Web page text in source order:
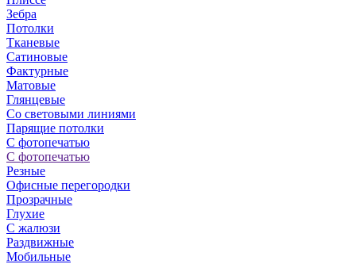
Зебра
Потолки
Тканевые
Сатиновые
Фактурные
Матовые
Глянцевые
Со световыми линиями
Парящие потолки
С фотопечатью
С фотопечатью
Резные
Офисные перегородки
Прозрачные
Глухие
С жалюзи
Раздвижные
Мобильные